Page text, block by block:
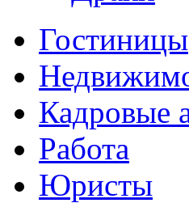
Гостиницы
Кадровые
Работа
Юристы